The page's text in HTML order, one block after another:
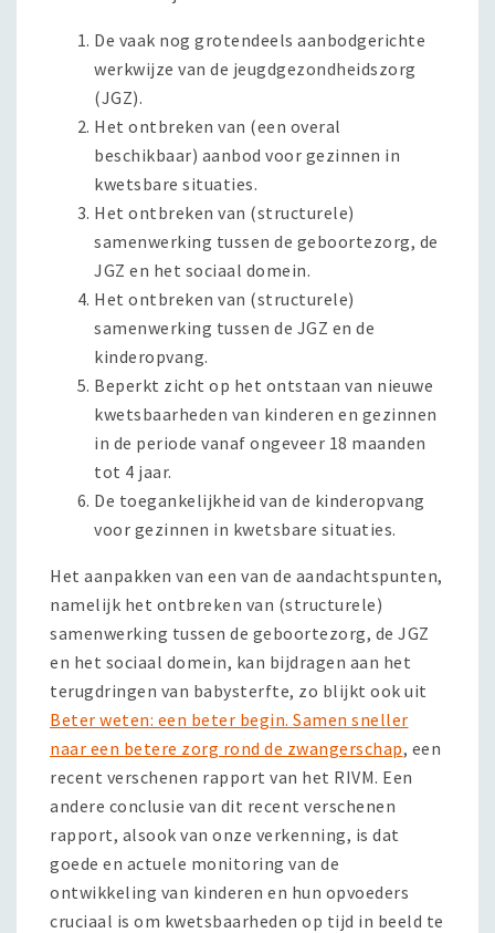
De vaak nog grotendeels aanbodgerichte
werkwijze van de jeugdgezondheidszorg
(JGZ).
Het ontbreken van (een overal
beschikbaar) aanbod voor gezinnen in
kwetsbare situaties.
Het ontbreken van (structurele)
samenwerking tussen de geboortezorg, de
JGZ en het sociaal domein.
Het ontbreken van (structurele)
samenwerking tussen de JGZ en de
kinderopvang.
Beperkt zicht op het ontstaan van nieuwe
kwetsbaarheden van kinderen en gezinnen
in de periode vanaf ongeveer 18 maanden
tot 4 jaar.
De toegankelijkheid van de kinderopvang
voor gezinnen in kwetsbare situaties.
Het aanpakken van een van de aandachtspunten,
namelijk het ontbreken van (structurele)
samenwerking tussen de geboortezorg, de JGZ
en het sociaal domein, kan bijdragen aan het
terugdringen van babysterfte, zo blijkt ook uit
Beter weten: een beter begin. Samen sneller
naar een betere zorg rond de zwangerschap, een
recent verschenen rapport van het RIVM. Een
andere conclusie van dit recent verschenen
rapport, alsook van onze verkenning, is dat
goede en actuele monitoring van de
ontwikkeling van kinderen en hun opvoeders
cruciaal is om kwetsbaarheden op tijd in beeld te